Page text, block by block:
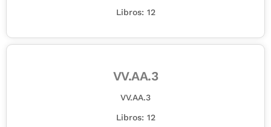
Libros: 12
VV.AA.3
VV.AA.3
Libros: 12